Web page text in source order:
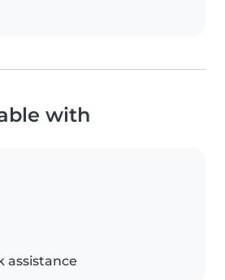
with
assistance